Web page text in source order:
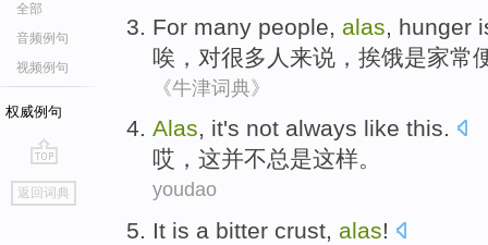
全部
音频例句
视频例句
权威例句
go
top
返回词典
For many people alas hunger
唉 ， 对很多 人 来说， 挨饿是家常
《牛津词典》
Alas, it's not always like this.
哎 ， 这并不总是这样。
youdao
It is a bitter crust, alas!